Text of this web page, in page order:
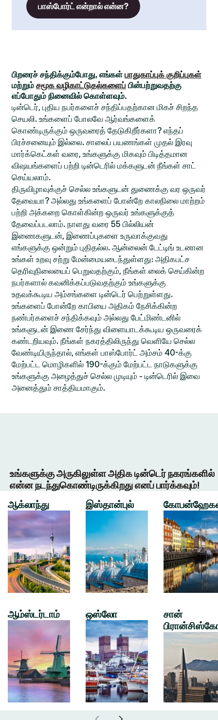
பாஸ்போர்ட் என்றால் என்ன?
பிறரைச் சந்திக்கும்போது, எங்கள் பாதுகாப்புக் குறிப்புகள்
மற்றும் சமூக வழிகாட்டுதல்களைப் பின்பற்றுவதற்கு
எப்போதும் நினைவில் கொள்ளவும்.
டின்டெர், புதிய நபர்களைச் சந்திப்பதற்கான மிகச் சிறந்த
செயலி. உங்களைப் போலவே ஆர்வங்களைக்
கொண்டிருக்கும் ஒருவரைத் தேடுகிறீர்களா? எந்தப்
பிரச்சனையும் இல்லை. சாலைப் பயணங்கள் முதல் இரவு
மார்க்கெட்கள் வரை, உங்களுக்கு மிகவும் பிடித்தமான
விஷயங்களைப் பற்றி டின்டெரில் மக்களுடன் நீங்கள் சாட்
செய்யலாம்.
திருவிழாவுக்குச் செல்ல உங்களுடன் துணைக்கு வர ஒருவர்
தேவையா? அல்லது உங்களைப் போன்றே காலநிலை மாற்றம்
பற்றி அக்கறை கொள்கின்ற ஒருவர் உங்களுக்குத்
தேவைப்படலாம். நாளது வரை 55 பில்லியன்
இணைகளுடன், இணைப்புகளை உருவாக்குவது
எங்களுக்கு ஒன்றும் புதிதல்ல. ஆன்லைன் டேட்டிங் உடனான
உங்கள் உறவு சற்று மேன்மையடைந்துள்ளது: அதிகபட்ச
தெரிவுநிலையைப் பெறுவதற்கும், நீங்கள் லைக் செய்கின்ற
நபர்களால் கவனிக்கப்படுவதற்கும் உங்களுக்கு
உதவக்கூடிய அம்சங்களை டின்டெர் பெற்றுள்ளது.
உங்களைப் போன்றே காபியை அதிகம் நேசிக்கின்ற
நண்பர்களைச் சந்திக்கவும் அல்லது பேட்மிண்டனில்
உங்களுடன் இணை சேர்ந்து விளையாடக்கூடிய ஒருவரைக்
கண்டறியவும். நீங்கள் நகரத்திலிருந்து வெளியே செல்ல
வேண்டியிருந்தால், எங்கள் பாஸ்போர்ட் அம்சம் 40-க்கு
மேற்பட்ட மொழிகளில் 190-க்கும் மேற்பட்ட நாடுகளுக்கு
உங்களுக்கு அழைத்துச் செல்ல முடியும் - டின்டெரில் இவை
அனைத்தும் சாத்தியமாகும்.
உங்களுக்கு அருகிலுள்ள அதிக டின்டெர் நகரங்களில்
என்ன நடந்துகொண்டிருக்கிறது எனப் பார்க்கவும்!
ஆக்லாந்து
ஆம்ஸ்டர்டாம்
இஸ்தான்புல்
ஒஸ்லோ
சான்